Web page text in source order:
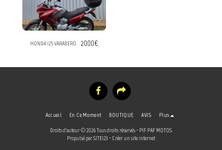
HONDA 125 VARADERO 2000€
Accueil En Ce Moment BOUTIQUE AVIS Plus
Droits d'auteur © 2026 Tous droits réservés - PIF PAF MOTOS
Propulsé parSITE123 - Créer un site internet